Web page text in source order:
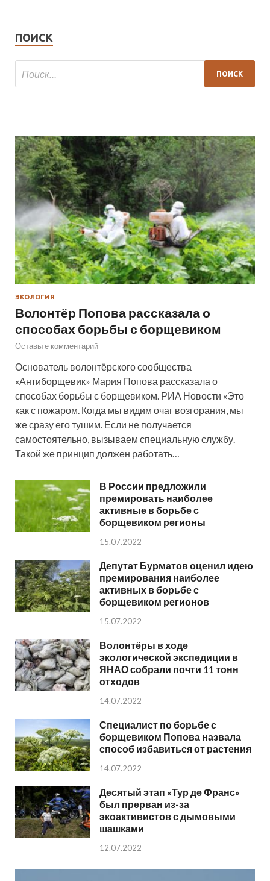
ПОИСК
ЭКОЛОГИЯ
Волонтёр Попова рассказала о
способах борьбы с борщевиком
Оставьте комментарий
Основатель волонтёрского сообщества
«Антиборщевик» Мария Попова рассказала о
способах борьбы с борщевиком. РИА Новости «Это
как с пожаром. Когда мы видим очаг возгорания, мы
же сразу его тушим. Если не получается
самостоятельно, вызываем специальную службу.
Такой же принцип должен работать…
В России предложили
премировать наиболее
активные в борьбе с
борщевиком регионы
15.07.2022
Депутат Бурматов оценил идею
премирования наиболее
активных в борьбе с
борщевиком регионов
15.07.2022
Волонтёры в ходе
экологической экспедиции в
ЯНАО собрали почти 11 тонн
отходов
14.07.2022
Специалист по борьбе с
борщевиком Попова назвала
способ избавиться от растения
14.07.2022
Десятый этап «Тур де Франс»
был прерван из-за
экоактивистов с дымовыми
шашками
12.07.2022